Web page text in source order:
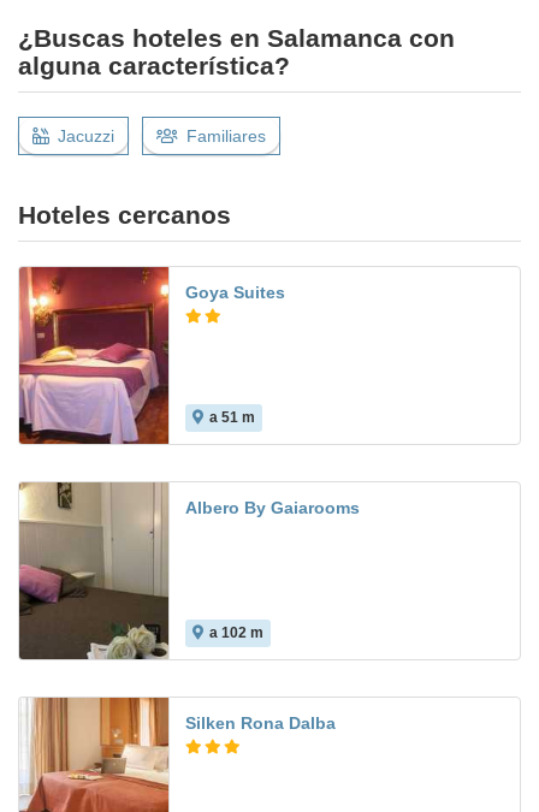
¿Buscas hoteles en Salamanca con
alguna característica?
Jacuzzi Familiares
Hoteles cercanos
Goya Suites
a 51 m
Albero By Gaiarooms
a 102 m
Silken Rona Dalba